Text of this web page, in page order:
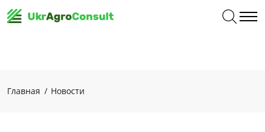
Главная Новости